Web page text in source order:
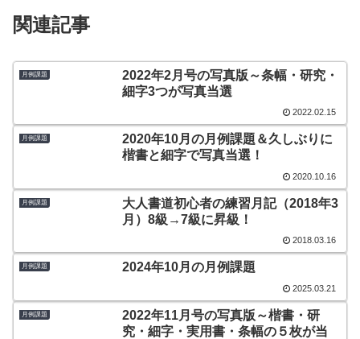
関連記事
月例課題
2022年2月号の写真版～条幅・研究・
細字3つが写真当選
2022.02.15
月例課題
2020年10月の月例課題＆久しぶりに
楷書と細字で写真当選！
2020.10.16
月例課題
大人書道初心者の練習月記（2018年3
月）8級→7級に昇級！
2018.03.16
月例課題 2024年10月の月例課題
2025.03.21
月例課題
2022年11月号の写真版～楷書・研
究・細字・実用書・条幅の５枚が当